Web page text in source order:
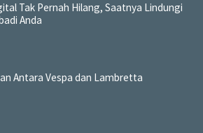
Tak Pernah Hilang, Saatnya Lindungi
Anda
Antara Vespa dan Lambretta